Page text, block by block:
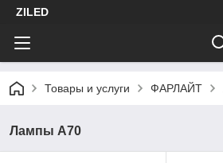
ZILED
Товары и услуги ФАРЛАЙТ
Лампы А70